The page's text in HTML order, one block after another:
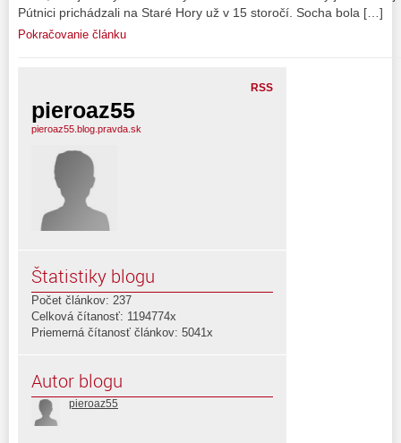
Pútnici prichádzali na Staré Hory už v 15 storočí. Socha bola […]
Pokračovanie článku
RSS
pieroaz55
pieroaz55.blog.pravda.sk
Štatistiky blogu
Počet článkov: 237
Celková čítanosť: 1194774x
Priemerná čítanosť článkov: 5041x
Autor blogu
pieroaz55